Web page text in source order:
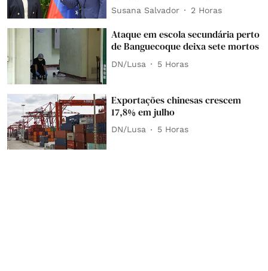
Susana Salvador 2 Horas
Ataque em escola secundária perto
de Banguecoque deixa sete mortos
DN/Lusa 5 Horas
Exportações chinesas crescem
17,8% em julho
DN/Lusa 5 Horas